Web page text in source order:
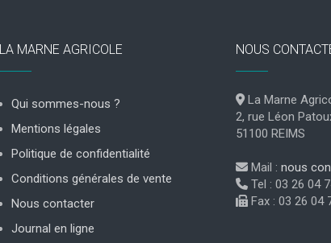
LA MARNE AGRICOLE
Qui sommes-nous ?
Mentions légales
Politique de confidentialité
Conditions générales de vente
Nous contacter
Journal en ligne
NOUS
La Marne
2, rue Léon
51100 REIMS
Mail : nous
Tel : 03 26 04
Fax : 03 26 04